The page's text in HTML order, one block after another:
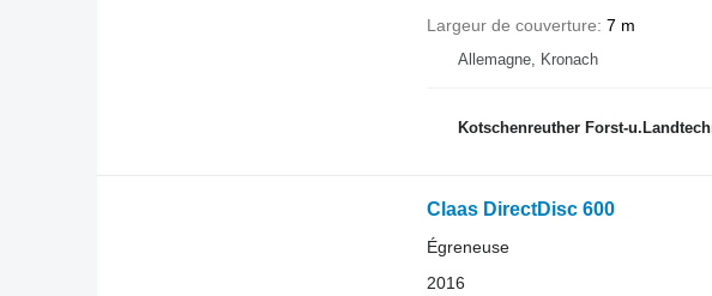
Largeur de couverture 7 m
Allemagne, Kronach
Kotschenreuther Forst-
Claas DirectDisc 600
Égreneuse
2016